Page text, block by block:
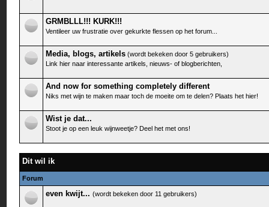
GRMBLLL!!! KURK!!!
Ventileer uw frustratie over gekurkte flessen op het forum...
Media, blogs, artikels (wordt bekeken door 5 gebruikers)
Link hier naar interessante artikels, nieuws- of blogberichten,
And now for something completely different
Niks met wijn te maken maar toch de moeite om te delen? Plaats het hier!
Wist je dat...
Stoot je op een leuk wijnweetje? Deel het met ons!
Dit wil ik
Forum
even kwijt...(wordt bekeken door 11 gebruikers)